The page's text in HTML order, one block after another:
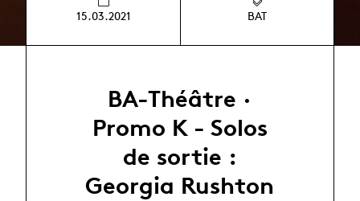
15.03.2021 BAT
BA-Théâtre ·
Promo K - Solos
de sortie :
Georgia Rushton